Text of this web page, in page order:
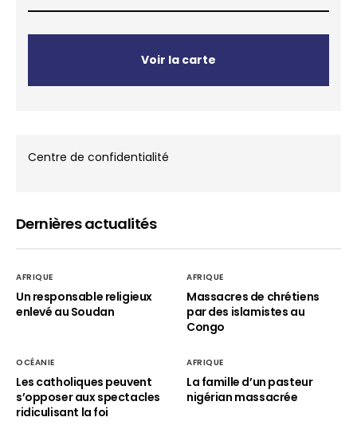
Voir la carte
Centre de confidentialité
Dernières actualités
AFRIQUE
Un responsable religieux
enlevé au Soudan
AFRIQUE
Massacres de chrétiens
par des islamistes au
Congo
OCÉANIE
Les catholiques peuvent
s’opposer aux spectacles
ridiculisant la foi
AFRIQUE
La famille d’un pasteur
nigérian massacrée